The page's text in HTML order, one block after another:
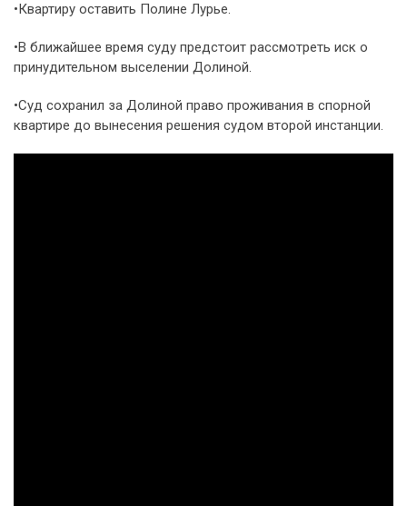
•Квартиру оставить Полине Лурье.
•В ближайшее время суду предстоит рассмотреть иск о
принудительном выселении Долиной.
•Суд сохранил за Долиной право проживания в спорной
квартире до вынесения решения судом второй инстанции.